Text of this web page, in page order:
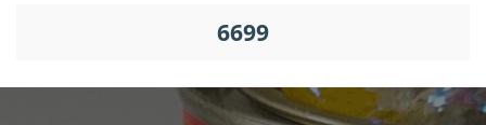
6699